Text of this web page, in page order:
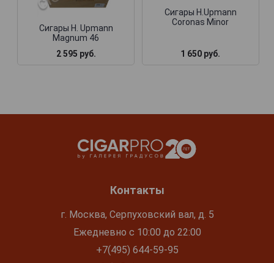
Сигары H. Upmann
Magnum 46
2 595 руб.
Сигары H.Upmann
Coronas Minor
1 650 руб.
Контакты
г. Москва, Серпуховский вал, д. 5
Ежедневно с 10:00 до 22:00
+7(495) 644-59-95